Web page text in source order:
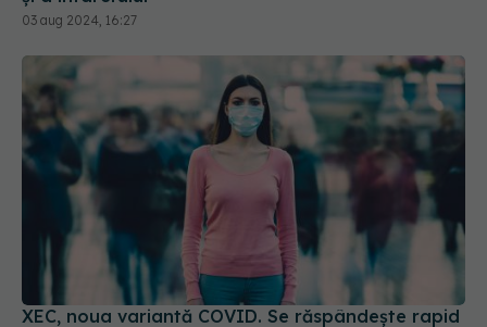
XEC, noua variantă COVID. Se răspândește rapid
16 sep 2024, 08:42